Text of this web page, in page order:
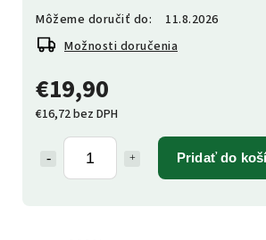
€19,90
€16,72 bez DPH
Pridať do
Môžeme doručiť do:
11.8.2026
Možnosti doručenia